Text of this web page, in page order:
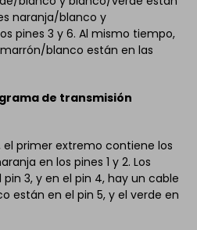
naranja/blanco y
pines 3 y 6. Al mismo tiempo,
blanco están en las
de transmisión
el primer extremo contiene los
en los pines 1 y 2. Los
3, y en el pin 4, hay un cable
están en el pin 5, y el verde en